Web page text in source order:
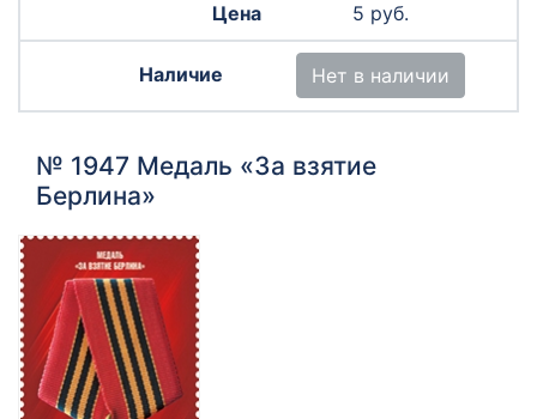
5 руб.
Нет в наличии
№ 1947 Медаль «За взятие
Берлина»